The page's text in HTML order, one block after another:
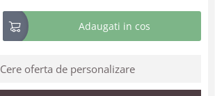
Adaugati in cos
Cere oferta de personalizare